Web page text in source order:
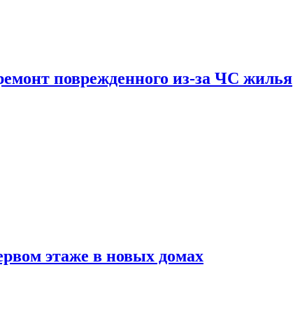
поврежденного из-за ЧС жилья
этаже в новых домах